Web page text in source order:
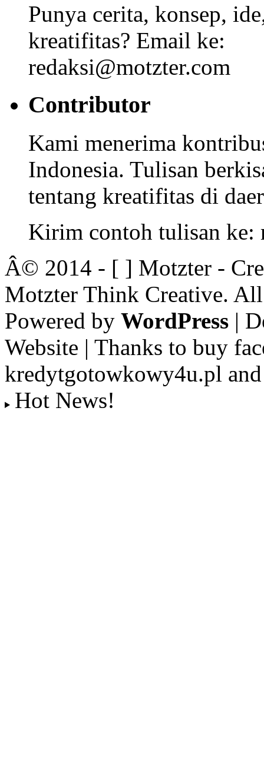
Punya cerita, konsep,
kreatifitas? Email ke:
redaksi@motzter.com
Contributor
Kami menerima
Indonesia. Tulisan
tentang kreatifitas di
Kirim contoh tulisan ke:
Â© 2014 - [ ] Motzter -
Motzter Think Creative.
Powered by WordPress |
Website | Thanks to buy
kredytgotowkowy4u.pl
Hot News!